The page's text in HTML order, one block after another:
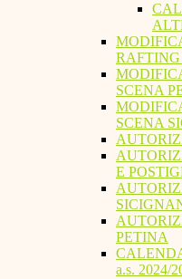
SCENA
SCENA
E
PETINA
a.s. 2024/